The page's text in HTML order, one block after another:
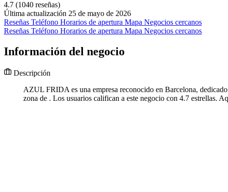
4.7 (1040 reseñas)
Última actualización 25 de mayo de 2026
Reseñas Teléfono Horarios de apertura Mapa Negocios cercanos
Reseñas Teléfono Horarios de apertura Mapa Negocios cercanos
Información del negocio
Descripción
AZUL FRIDA es una empresa reconocido en Barcelona,
zona de . Los usuarios califican a este negocio con 4.7 estrellas.